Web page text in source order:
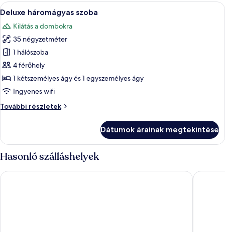
A
következő
szoba
összes
képének
megtekintése:
Deluxe
háromágyas
szoba
Egy szállodai szoba, amelyben
5
Deluxe háromágyas szoba
Kilátás a dombokra
35 négyzetméter
1 hálószoba
4 férőhely
1 kétszemélyes ágy és 1 egyszemélyes ágy
Ingyenes wifi
További részletek
Deluxe
részletei
Dátumok árainak megtekintése
Hasonló szálláshelyek
Swissôtel Damian Jasna Villa